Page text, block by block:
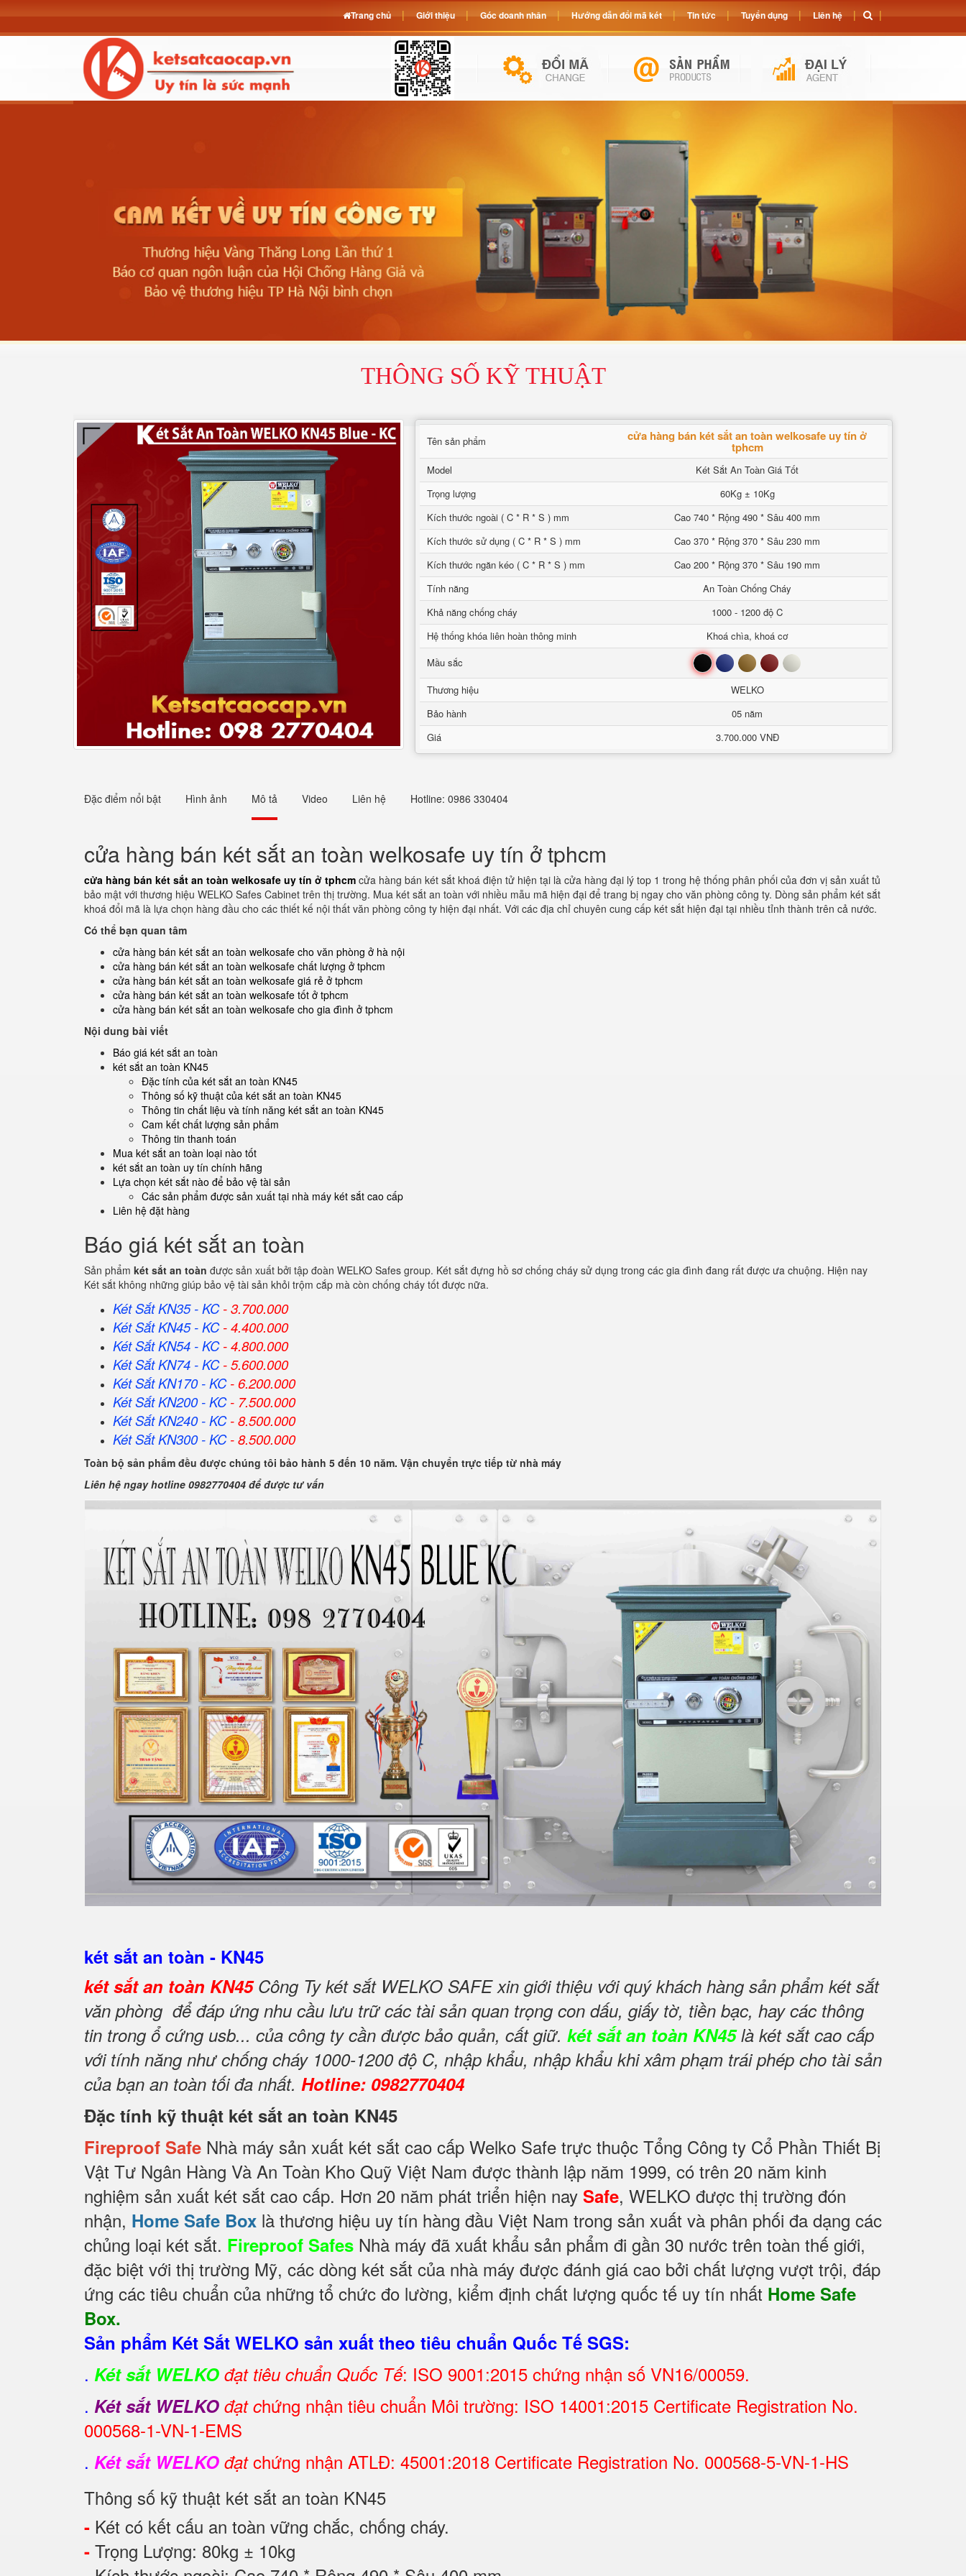
THÔNG SỐ KỸ THUẬT
Tên sản phẩm cửa hàng bán két sắt an toàn welkosafe uy tín ở
tphcm
Model
Két Sắt An Toàn Giá Tốt
Trọng lượng
60Kg ± 10Kg
Kích thước ngoài ( C * R * S ) mm
Cao 740 * Rộng 490 * Sâu 400 mm
Kích thước sử dụng ( C * R * S ) mm
Cao 370 * Rộng 370 * Sâu 230 mm
Kích thước ngăn kéo ( C * R * S ) mm
Cao 200 * Rộng 370 * Sâu 190 mm
Tính năng
An Toàn Chống Cháy
Khả năng chống cháy
1000 - 1200 độ C
Hệ thống khóa liên hoàn thông minh
Khoá chìa, khoá cơ
Mầu sắc
Đen Xanh Nâu Đỏ Trắng
Thương hiệu
WELKO
Bảo hành
05 năm
Giá
3.700.000 VNĐ
Đặc điểm nổi bật Hình ảnh Mô tả Video Liên hệ Hotline: 0986 330404
cửa hàng bán két sắt an toàn welkosafe uy tín ở tphcm
cửa hàng bán két sắt an toàn welkosafe uy tín ở tphcm cửa hàng bán két sắt khoá điện tử hiện tại là cửa hàng đại lý top 1 trong hệ thống phân phối của đơn vị sản xuất tủ
bảo mật với thương hiệu WELKO Safes Cabinet trên thị trường. Mua két sắt an toàn với nhiều mẫu mã hiện đại để trang bị ngay cho văn phòng công ty. Dòng sản phẩm két sắt
khoá đổi mã là lựa chọn hàng đầu cho các thiết kế nội thất văn phòng công ty hiện đại nhất. Với các địa chỉ chuyên cung cấp két sắt hiện đại tại nhiều tỉnh thành trên cả nước.
Có thể bạn quan tâm
cửa hàng bán két sắt an toàn welkosafe cho văn phòng ở hà nội
cửa hàng bán két sắt an toàn welkosafe chất lượng ở tphcm
cửa hàng bán két sắt an toàn welkosafe giá rẻ ở tphcm
cửa hàng bán két sắt an toàn welkosafe tốt ở tphcm
cửa hàng bán két sắt an toàn welkosafe cho gia đình ở tphcm
Nội dung bài viết
Báo giá két sắt an toàn
két sắt an toàn KN45
Đặc tính của két sắt an toàn KN45
Thông số kỹ thuật của két sắt an toàn KN45
Thông tin chất liệu và tính năng két sắt an toàn KN45
Cam kết chất lượng sản phẩm
Thông tin thanh toán
Mua két sắt an toàn loại nào tốt
két sắt an toàn uy tín chính hãng
Lựa chọn két sắt nào để bảo vệ tài sản
Các sản phẩm được sản xuất tại nhà máy két sắt cao cấp
Liên hệ đặt hàng
Báo giá két sắt an toàn
Sản phẩm két sắt an toàn được sản xuất bởi tập đoàn WELKO Safes group. Két sắt đựng hồ sơ chống cháy sử dụng trong các gia đình đang rất được ưa chuộng. Hiện nay
Két sắt không những giúp bảo vệ tài sản khỏi trộm cắp mà còn chống cháy tốt được nữa.
Két Sắt KN35 - KC- 3.700.000
Két Sắt KN45 - KC- 4.400.000
Két Sắt KN54 - KC- 4.800.000
Két Sắt KN74 - KC- 5.600.000
Két Sắt KN170 - KC- 6.200.000
Két Sắt KN200 - KC- 7.500.000
Két Sắt KN240 - KC- 8.500.000
Két Sắt KN300 - KC- 8.500.000
Toàn bộ sản phẩm đều được chúng tôi bảo hành 5 đến 10 năm. Vận chuyển trực tiếp từ nhà máy
Liên hệ ngay hotline 0982770404 để được tư vấn
két sắt an toàn - KN45
két sắt an toàn KN45Công Ty két sắt WELKO SAFE xin giới thiệu với quý khách hàng sản phẩm két sắt
văn phòng để đáp ứng nhu cầu lưu trữ các tài sản quan trọng con dấu, giấy tờ, tiền bạc, hay các thông
tin trong ổ cứng usb... của công ty cần được bảo quản, cất giữ. két sắt an toàn KN45là két sắt cao cấp
với tính năng như chống cháy 1000-1200 độ C, nhập khẩu, nhập khẩu khi xâm phạm trái phép cho tài sản
của bạn an toàn tối đa nhất. Hotline: 0982770404
Đặc tính kỹ thuật két sắt an toàn KN45
Fireproof Safe Nhà máy sản xuất két sắt cao cấp Welko Safe trực thuộc Tổng Công ty Cổ Phần Thiết Bị
Vật Tư Ngân Hàng Và An Toàn Kho Quỹ Việt Nam được thành lập năm 1999, có trên 20 năm kinh
nghiệm sản xuất két sắt cao cấp. Hơn 20 năm phát triển hiện nay Safe, WELKO được thị trường đón
nhận, Home Safe Box là thương hiệu uy tín hàng đầu Việt Nam trong sản xuất và phân phối đa dạng các
chủng loại két sắt. Fireproof Safes Nhà máy đã xuất khẩu sản phẩm đi gần 30 nước trên toàn thế giới,
đặc biệt với thị trường Mỹ, các dòng két sắt của nhà máy được đánh giá cao bởi chất lượng vượt trội, đáp
ứng các tiêu chuẩn của những tổ chức đo lường, kiểm định chất lượng quốc tế uy tín nhất Home Safe
Box.
Sản phẩm Két Sắt WELKO sản xuất theo tiêu chuẩn Quốc Tế SGS:
. Két sắt WELKO đạt tiêu chuẩn Quốc Tế: ISO 9001:2015 chứng nhận số VN16/00059.
. Két sắt WELKO đạt chứng nhận tiêu chuẩn Môi trường: ISO 14001:2015 Certificate Registration No.
000568-1-VN-1-EMS
. Két sắt WELKO đạtchứng nhận ATLĐ: 45001:2018 Certificate Registration No. 000568-5-VN-1-HS
Thông số kỹ thuật két sắt an toàn KN45
- Két có kết cấu an toàn vững chắc, chống cháy.
- Trọng Lượng: 80kg ± 10kg
Trang chủ Giới thiệu Góc doanh nhân Hướng dẫn đổi mã két Tin tức Tuyển dụng Liên hệ